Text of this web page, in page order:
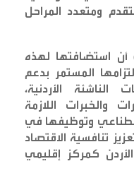
ومتعدد المراحل
أن استضافتها لهذه
المستمر بدعم
الناشئة الأردنية،
والخبرات اللازمة
وتوظيفها في
تنافسية الاقتصاد
كمركز إقليمي